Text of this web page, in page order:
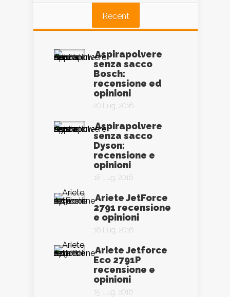
Recent
Aspirapolvere
senza sacco
Bosch:
recensione ed
opinioni
20 Lug, 2016
Aspirapolvere
senza sacco
Dyson:
recensione e
opinioni
18 Lug, 2016
Ariete JetForce
2791 recensione
e opinioni
16 Lug, 2016
Ariete Jetforce
Eco 2791P
recensione e
opinioni
15 Lug, 2016